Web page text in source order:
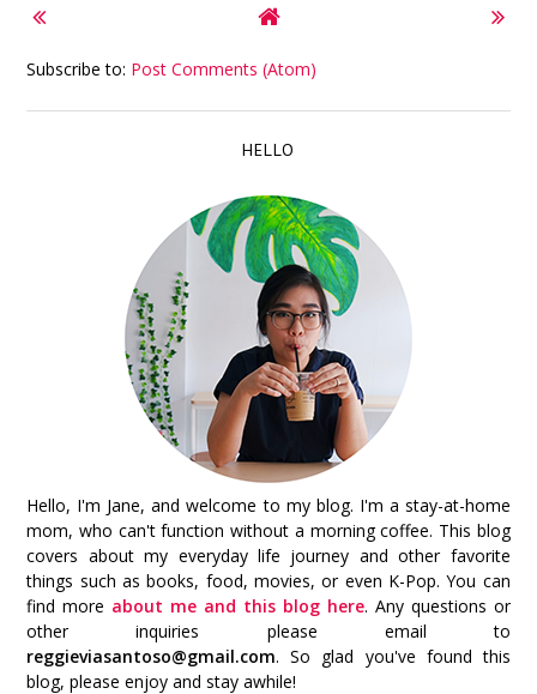
Subscribe to: Post Comments (Atom)
HELLO
Hello, I'm Jane, and welcome to my blog. I'm a stay-at-home
mom, who can't function without a morning coffee. This blog
covers about my everyday life journey and other favorite
things such as books, food, movies, or even K-Pop. You can
find more about me and this blog here. Any questions or
other inquiries please email to
reggieviasantoso@gmail.com. So glad you've found this
blog, please enjoy and stay awhile!